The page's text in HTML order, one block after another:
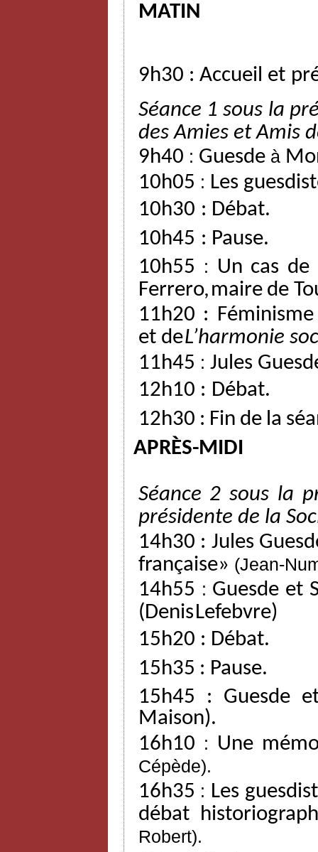
MATIN
9h30 : Accueil et
Séance 1 sous la
des Amies et Amis
9h40 : Guesde à
10h05 : Les
10h30 : Débat.
10h45 : Pause.
10h55 : Un cas de
Ferrero,maire de
11h20 :
et deL’harmonie
11h45 : Jules
12h10 : Débat.
12h30 : Fin de la
APRÈS-MIDI
Séance 2 sous la
présidente de la
14h30 : Jules
française» (Jean-
14h55 : Guesde et
(DenisLefebvre)
15h20 : Débat.
15h35 : Pause.
15h45
: Guesde
Maison).
16h10 : Une
Cépède).
16h35 : Les
débat
Robert).